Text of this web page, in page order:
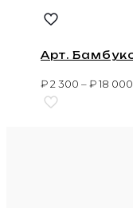
Арт.
₽2 300 –₽18 000